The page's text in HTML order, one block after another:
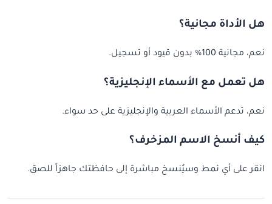
هل الأداة مجانية؟
نعم، مجانية 100% بدون قيود أو تسجيل.
هل تعمل مع الأسماء الإنجليزية؟
نعم، تدعم الأسماء العربية والإنجليزية على حد سواء.
كيف أنسخ الاسم المزخرف؟
انقر على أي نمط وسيُنسخ مباشرة إلى حافظتك جاهزاً للصق.